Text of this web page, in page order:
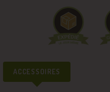
ACCESSOIRES